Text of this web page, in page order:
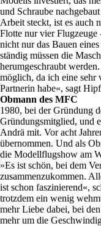
und Schraube
Arbeit steckt, ist es auch
Flotte nur vier Flugzeuge
nicht nur das Bauen
ständig müssen die
herumgeschraubt
möglich, da ich eine sehr
Partnerin habe«, sagt
Obmann des MFC
1980, bei der Gründung
Gründungsmitglied, und
Andrä mit. Vor acht
übernommen. Und als
die Modellflugshow am
»Es ist schön, bei dem
zusammenzukommen.
ist schon faszinierend«,
trotzdem ein wenig
mehr Liebe dabei, bei
mehr um die